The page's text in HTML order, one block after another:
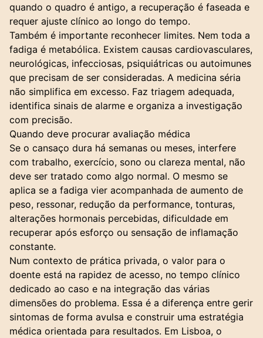
quando o quadro é antigo, a recuperação é faseada e
requer ajuste clínico ao longo do tempo.
Também é importante reconhecer limites. Nem toda a
fadiga é metabólica. Existem causas cardiovasculares,
neurológicas, infecciosas, psiquiátricas ou autoimunes
que precisam de ser consideradas. A medicina séria
não simplifica em excesso. Faz triagem adequada,
identifica sinais de alarme e organiza a investigação
com precisão.
Quando deve procurar avaliação médica
Se o cansaço dura há semanas ou meses, interfere
com trabalho, exercício, sono ou clareza mental, não
deve ser tratado como algo normal. O mesmo se
aplica se a fadiga vier acompanhada de aumento de
peso, ressonar, redução da performance, tonturas,
alterações hormonais percebidas, dificuldade em
recuperar após esforço ou sensação de inflamação
constante.
Num contexto de prática privada, o valor para o
doente está na rapidez de acesso, no tempo clínico
dedicado ao caso e na integração das várias
dimensões do problema. Essa é a diferença entre gerir
sintomas de forma avulsa e construir uma estratégia
médica orientada para resultados. Em Lisboa, o